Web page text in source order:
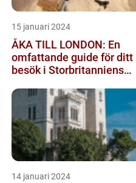
15 januari 2024
ÅKA TILL LONDON: En
omfattande guide för ditt
besök i Storbritanniens
14 januari 2024